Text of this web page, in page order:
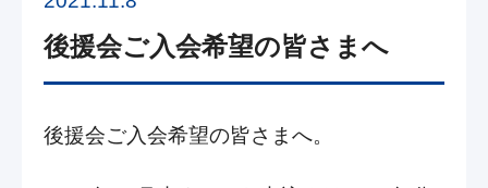
後援会ご入会希望の皆さまへ
後援会ご入会希望の皆さまへ。